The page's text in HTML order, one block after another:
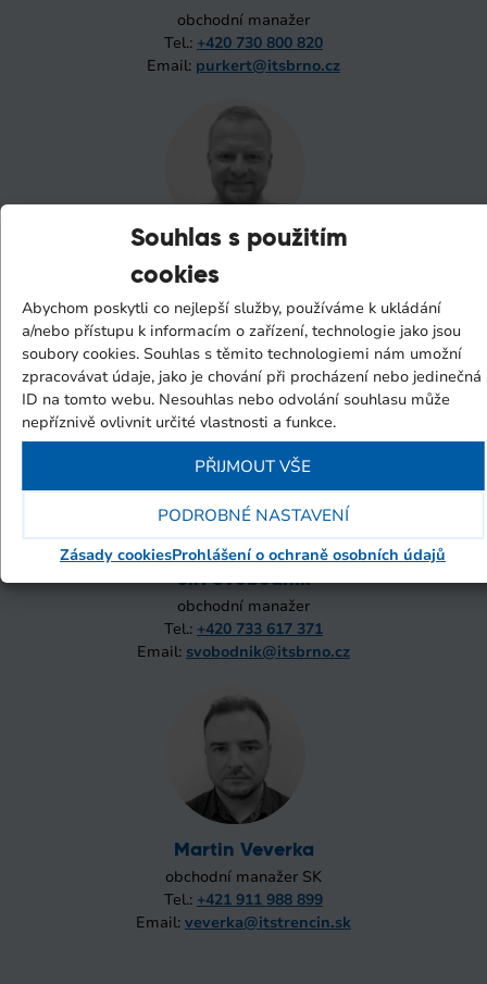
Souhlas s použitím
cookies
Abychom poskytli co nejlepší služby, používáme k ukládání
a/nebo přístupu k informacím o zařízení, technologie jako jsou
soubory cookies. Souhlas s těmito technologiemi nám umožní
zpracovávat údaje, jako je chování při procházení nebo jedinečná
ID na tomto webu. Nesouhlas nebo odvolání souhlasu může
nepříznivě ovlivnit určité vlastnosti a funkce.
PŘIJMOUT VŠE
PODROBNÉ NASTAVENÍ
Zásady cookiesProhlášení o ochraně osobních údajů
obchodní manažer
Tel.: +420 730 800 820
Email: purkert@itsbrno.cz
Jan Hanáček
Tel.:+420 739 002 168
Email:hanacek@itsbrno.cz
Jiří Svobodník
obchodní manažer
Tel.: +420 733 617 371
Email: svobodnik@itsbrno.cz
Martin Veverka
obchodní manažer SK
Tel.: +421 911 988 899
Email: veverka@itstrencin.sk